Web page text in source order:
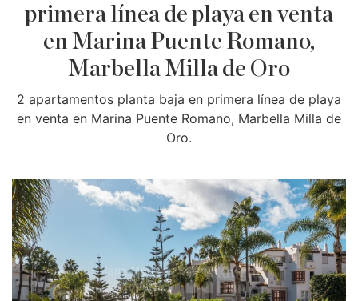
primera línea de playa en venta
en Marina Puente Romano,
Marbella Milla de Oro
2 apartamentos planta baja en primera línea de playa
en venta en Marina Puente Romano, Marbella Milla de
Oro.